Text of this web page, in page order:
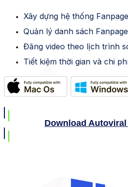
Xây dựng hệ thống
Quản lý danh sách
Đăng video theo lịch trình
Tiết kiệm thời gian và chi
Download